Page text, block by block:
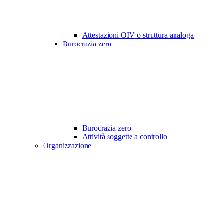
Attestazioni OIV o struttura analoga
Burocrazia zero
Burocrazia zero
Attività soggette a controllo
Organizzazione